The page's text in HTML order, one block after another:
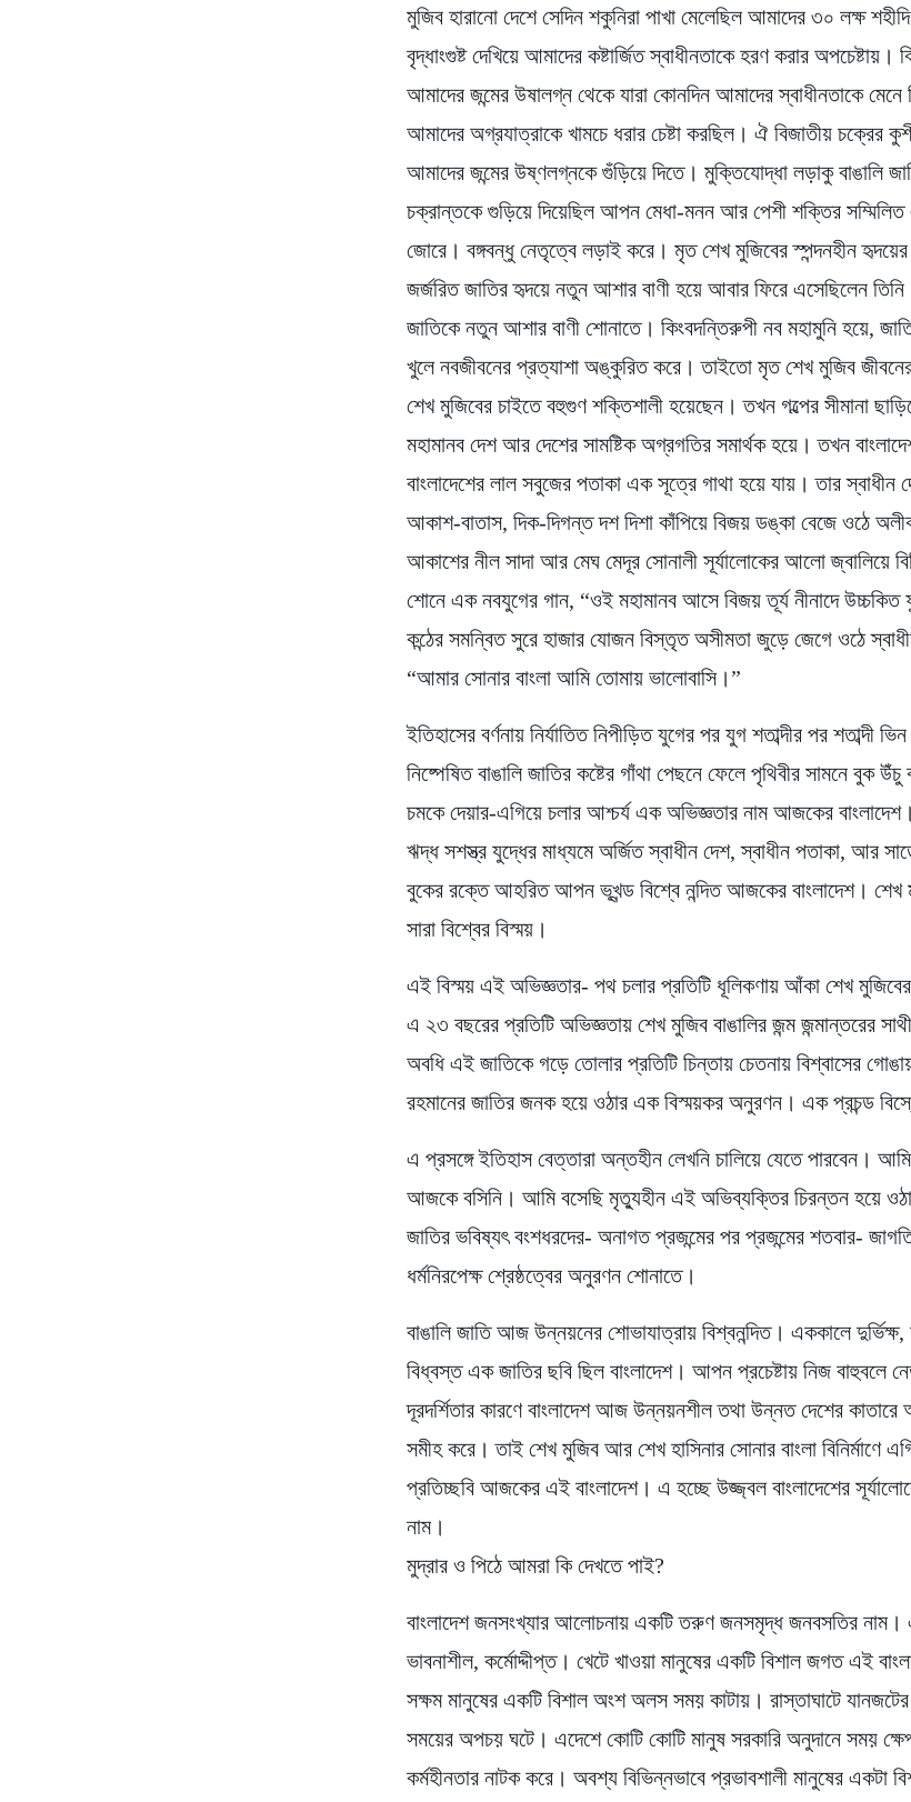
মুজিব হারানো দেশে সেদিন শকুনিরা পাখা মেলেছিল আমাদের ৩০ লক্ষ
বৃদ্ধাংগুষ্ট দেখিয়ে আমাদের কষ্টার্জিত স্বাধীনতাকে হরণ করার
আমাদের জন্মের উষালগ্ন থেকে যারা কোনদিন আমাদের স্বাধীনতাকে মেনে
আমাদের অগ্রযাত্রাকে খামচে ধরার চেষ্টা করছিল। ঐ বিজাতীয় চক্রের
আমাদের জন্মের উষ্ণলগ্নকে গুঁড়িয়ে দিতে। মুক্তিযোদ্ধা লড়াকু বাঙালি
চক্রান্তকে গুড়িয়ে দিয়েছিল আপন মেধা-মনন আর পেশী শক্তির
জোরে। বঙ্গবন্ধু নেতৃত্বে লড়াই করে। মৃত শেখ মুজিবের স্পন্দনহীন হৃদয়ের
জর্জরিত জাতির হৃদয়ে নতুন আশার বাণী হয়ে আবার ফিরে এসেছিলেন
জাতিকে নতুন আশার বাণী শোনাতে। কিংবদন্তিরুপী নব মহামুনি হয়ে,
খুলে নবজীবনের প্রত্যাশা অঙ্কুরিত করে। তাইতো মৃত শেখ মুজিব
শেখ মুজিবের চাইতে বহুগুণ শক্তিশালী হয়েছেন। তখন গল্পের সীমানা
মহামানব দেশ আর দেশের সামষ্টিক অগ্রগতির সমার্থক হয়ে। তখন
বাংলাদেশের লাল সবুজের পতাকা এক সূত্রে গাথা হয়ে যায়। তার স্বাধীন
আকাশ-বাতাস, দিক-দিগন্ত দশ দিশা কাঁপিয়ে বিজয় ডঙ্কা বেজে ওঠে
আকাশের নীল সাদা আর মেঘ মেদূর সোনালী সূর্যালোকের আলো জ্বালিয়ে
শোনে এক নবযুগের গান, “ওই মহামানব আসে বিজয় তূর্য নীনাদে
কন্ঠের সমন্বিত সুরে হাজার যোজন বিস্তৃত অসীমতা জুড়ে জেগে ওঠে স্বাধীন
“আমার সোনার বাংলা আমি তোমায় ভালোবাসি।”
ইতিহাসের বর্ণনায় নির্যাতিত নিপীড়িত যুগের পর যুগ শতাব্দীর পর শতাব্দী
নিষ্পেষিত বাঙালি জাতির কষ্টের গাঁথা পেছনে ফেলে পৃথিবীর সামনে বুক
চমকে দেয়ার-এগিয়ে চলার আশ্চর্য এক অভিজ্ঞতার নাম আজকের
ঋদ্ধ সশস্ত্র যুদ্ধের মাধ্যমে অর্জিত স্বাধীন দেশ, স্বাধীন পতাকা, আর
বুকের রক্তে আহরিত আপন ভূখন্ড বিশ্বে নন্দিত আজকের বাংলাদেশ। শেখ
সারা বিশ্বের বিস্ময়।
এই বিস্ময় এই অভিজ্ঞতার- পথ চলার প্রতিটি ধূলিকণায় আঁকা শেখ
এ ২৩ বছরের প্রতিটি অভিজ্ঞতায় শেখ মুজিব বাঙালির জন্ম জন্মান্তরের
অবধি এই জাতিকে গড়ে তোলার প্রতিটি চিন্তায় চেতনায় বিশ্বাসের
রহমানের জাতির জনক হয়ে ওঠার এক বিস্ময়কর অনুরণন। এক প্রচন্ড
এ প্রসঙ্গে ইতিহাস বেত্তারা অন্তহীন লেখনি চালিয়ে যেতে পারবেন।
আজকে বসিনি। আমি বসেছি মৃত্যুহীন এই অভিব্যক্তির চিরন্তন হয়ে
জাতির ভবিষ্যৎ বংশধরদের- অনাগত প্রজন্মের পর প্রজন্মের শতবার-
ধর্মনিরপেক্ষ শ্রেষ্ঠত্বের অনুরণন শোনাতে।
বাঙালি জাতি আজ উন্নয়নের শোভাযাত্রায় বিশ্বনন্দিত। এককালে
বিধ্বস্ত এক জাতির ছবি ছিল বাংলাদেশ। আপন প্রচেষ্টায় নিজ বাহুবলে
দূরদর্শিতার কারণে বাংলাদেশ আজ উন্নয়নশীল তথা উন্নত দেশের
সমীহ করে। তাই শেখ মুজিব আর শেখ হাসিনার সোনার বাংলা বিনির্মাণে
প্রতিচ্ছবি আজকের এই বাংলাদেশ। এ হচ্ছে উজ্জ্বল বাংলাদেশের
নাম।
মুদ্রার ও পিঠে আমরা কি দেখতে পাই?
বাংলাদেশ জনসংখ্যার আলোচনায় একটি তরুণ জনসমৃদ্ধ জনবসতির নাম।
ভাবনাশীল, কর্মোদ্দীপ্ত। খেটে খাওয়া মানুষের একটি বিশাল জগত এই
সক্ষম মানুষের একটি বিশাল অংশ অলস সময় কাটায়। রাস্তাঘাটে যানজটের
সময়ের অপচয় ঘটে। এদেশে কোটি কোটি মানুষ সরকারি অনুদানে সময়
কর্মহীনতার নাটক করে। অবশ্য বিভিন্নভাবে প্রভাবশালী মানুষের একটা